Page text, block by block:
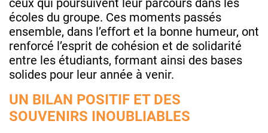
écoles du groupe. Ces moments passés
ensemble, dans l’effort et la bonne humeur, ont
renforcé l’esprit de cohésion et de solidarité
entre les étudiants, formant ainsi des bases
solides pour leur année à venir.
UN BILAN POSITIF ET DES
SOUVENIRS INOUBLIABLES